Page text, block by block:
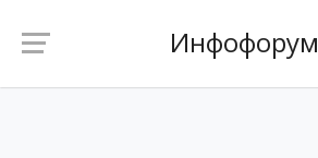
Инфофорум